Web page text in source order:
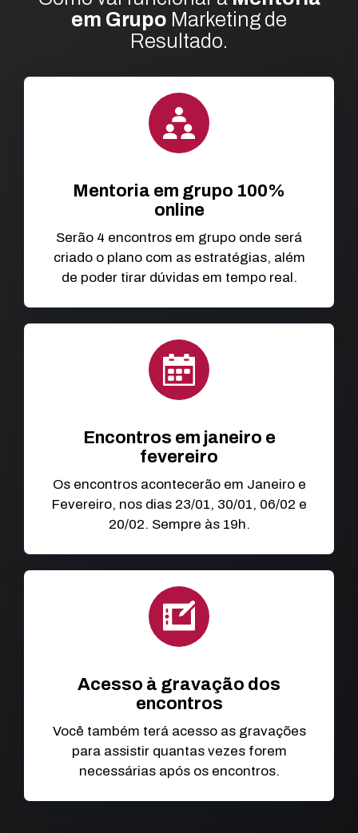
em Grupo Marketing de
Resultado.
Mentoria em grupo 100%
online
Serão 4 encontros em grupo onde será
criado o plano com as estratégias, além
de poder tirar dúvidas em tempo real.
Encontros em janeiro e
fevereiro
Os encontros acontecerão em Janeiro e
Fevereiro, nos dias 23/01, 30/01, 06/02 e
20/02. Sempre às 19h.
Acesso à gravação dos
encontros
Você também terá acesso as gravações
para assistir quantas vezes forem
necessárias após os encontros.